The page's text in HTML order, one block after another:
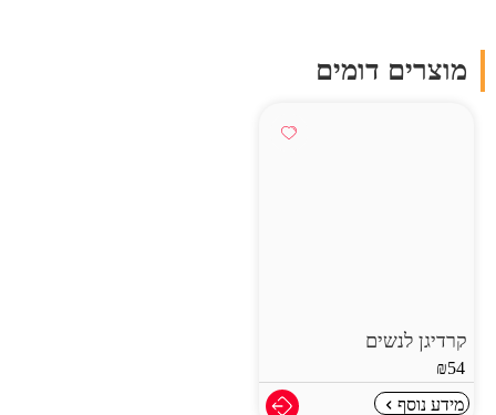
מוצרים דומים
קרדיגן לנשים
₪54
מידע נוסף